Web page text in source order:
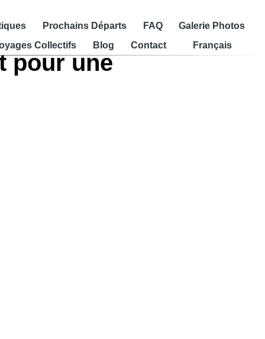
Prochains Départs FAQ
Galerie Photos
Collectifs
Blog Contact Français
pour une